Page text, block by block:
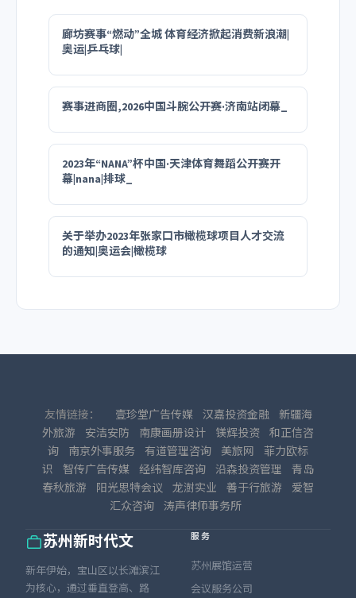
廊坊赛事“燃动”全城 体育经济掀起消费新浪潮|
奥运|乒乓球|
赛事进商圈,2026中国斗腕公开赛·济南站闭幕_
2023年“NANA”杯中国·天津体育舞蹈公开赛开
幕|nana|排球_
关于举办2023年张家口市橄榄球项目人才交流
的通知|奥运会|橄榄球
友情链接： 壹珍堂广告传媒 汉嘉投资金融
新疆海
外旅游
安洁安防 南康画册设计 镁辉投资 和正信咨
询
南京外事服务 有道管理咨询 美旅网
菲力欧标
识
智传广告传媒 经纬智库咨询 沿森投资管理
青岛
春秋旅游
阳光思特会议 龙澍实业 善于行旅游
爱智
汇众咨询 涛声律师事务所
苏州新时代文
新年伊始，宝山区以长滩滨江
为核心，通过垂直登高、路
服务
苏州展馆运营
会议服务公司